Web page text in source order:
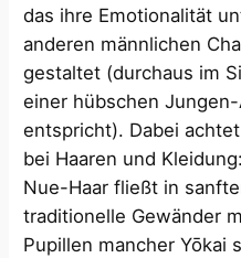
das ihre Emotionalität
anderen männlichen
gestaltet (durchaus im
einer hübschen
entspricht). Dabei
bei Haaren und
Nue-Haar fließt in
traditionelle Gewänder
Pupillen mancher Yōkai